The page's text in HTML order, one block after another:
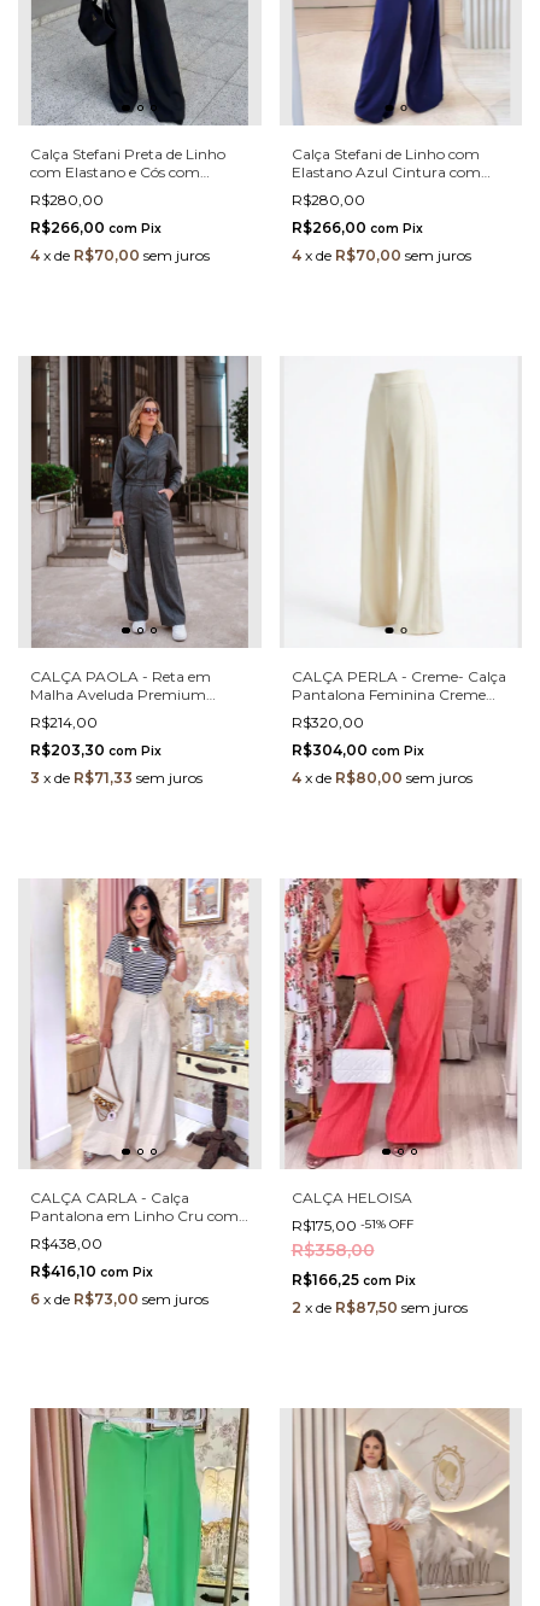
Calça Stefani Preta de Linho
com Elastano e Cós com
Elástico Atrás
R$280,00
R$266,00 com Pix
4 x de R$70,00 sem juros
Calça Stefani de Linho com
Elastano Azul Cintura com
Elástico
R$280,00
R$266,00 com Pix
4 x de R$70,00 sem juros
CALÇA PAOLA - Reta em
Malha Aveluda Premium
Cinza Chumbo Mescla
R$214,00
R$203,30 com Pix
3 x de R$71,33 sem juros
CALÇA PERLA - Creme- Calça
Pantalona Feminina Creme
Em Malha Fila Com Elastano E
Cintura Alta
R$320,00
R$304,00 com Pix
4 x de R$80,00 sem juros
CALÇA CARLA - Calça
Pantalona em Linho Cru com
Barra Italiana e Cós com
Elastano
R$438,00
R$416,10 com Pix
6 x de R$73,00 sem juros
CALÇA HELOISA
R$175,00 -51% OFF
R$358,00
R$166,25 com Pix
2 x de R$87,50 sem juros